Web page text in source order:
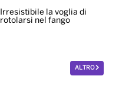
Irresistibile la voglia di
rotolarsi nel fango
ALTRO